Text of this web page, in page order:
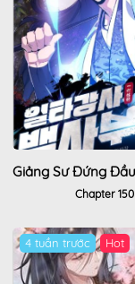
Chapter 150
4 tuần trước Hot